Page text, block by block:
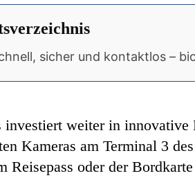
sicher und kontaktlos –
investiert weiter in
Kameras am Terminal 3
Reisepass oder der